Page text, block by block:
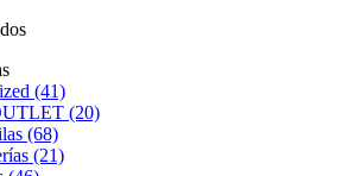
(41)
(20)
(68)
(21)